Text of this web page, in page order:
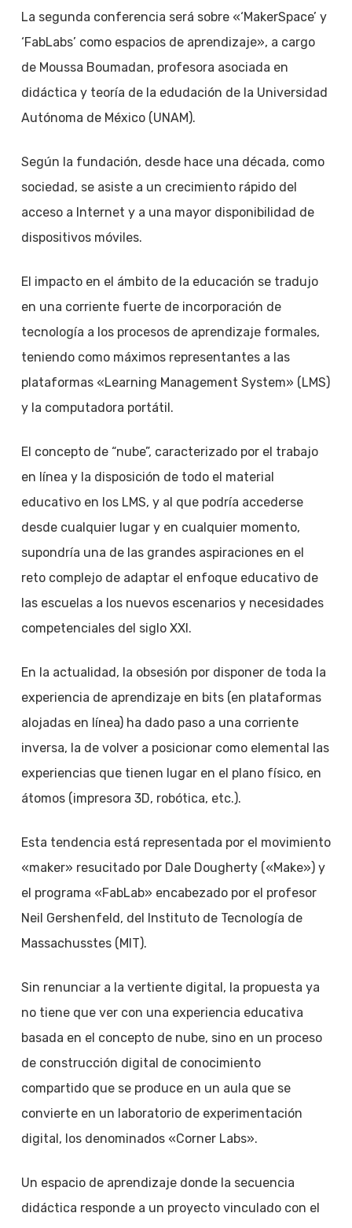
La segunda conferencia será sobre «‘MakerSpace’ y
‘FabLabs’ como espacios de aprendizaje», a cargo
de Moussa Boumadan, profesora asociada en
didáctica y teoría de la edudación de la Universidad
Autónoma de México (UNAM).
Según la fundación, desde hace una década, como
sociedad, se asiste a un crecimiento rápido del
acceso a Internet y a una mayor disponibilidad de
dispositivos móviles.
El impacto en el ámbito de la educación se tradujo
en una corriente fuerte de incorporación de
tecnología a los procesos de aprendizaje formales,
teniendo como máximos representantes a las
plataformas «Learning Management System» (LMS)
y la computadora portátil.
El concepto de “nube”, caracterizado por el trabajo
en línea y la disposición de todo el material
educativo en los LMS, y al que podría accederse
desde cualquier lugar y en cualquier momento,
supondría una de las grandes aspiraciones en el
reto complejo de adaptar el enfoque educativo de
las escuelas a los nuevos escenarios y necesidades
competenciales del siglo XXI.
En la actualidad, la obsesión por disponer de toda la
experiencia de aprendizaje en bits (en plataformas
alojadas en línea) ha dado paso a una corriente
inversa, la de volver a posicionar como elemental las
experiencias que tienen lugar en el plano físico, en
átomos (impresora 3D, robótica, etc.).
Esta tendencia está representada por el movimiento
«maker» resucitado por Dale Dougherty («Make») y
el programa «FabLab» encabezado por el profesor
Neil Gershenfeld, del Instituto de Tecnología de
Massachusstes (MIT).
Sin renunciar a la vertiente digital, la propuesta ya
no tiene que ver con una experiencia educativa
basada en el concepto de nube, sino en un proceso
de construcción digital de conocimiento
compartido que se produce en un aula que se
convierte en un laboratorio de experimentación
digital, los denominados «Corner Labs».
Un espacio de aprendizaje donde la secuencia
didáctica responde a un proyecto vinculado con el